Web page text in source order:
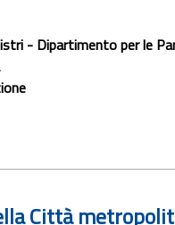
- Dipartimento per le
Città